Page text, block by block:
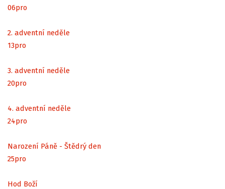
06pro
2. adventní neděle
13pro
3. adventní neděle
20pro
4. adventní neděle
24pro
Narození Páně - Štědrý den
25pro
Hod Boží